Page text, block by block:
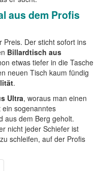
aus dem Profis
Preis. Der sticht sofort ins
Billardtisch aus
etwas tiefer in die Tasche
neuen Tisch kaum fündig
.
Ultra, woraus man einen
ein sogenanntes
aus dem Berg geholt.
nicht jeder Schiefer ist
schleifen, auf der Profis